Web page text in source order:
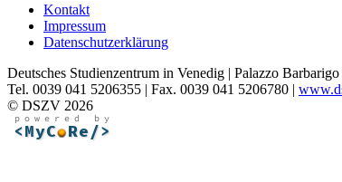
Kontakt
Impressum
Datenschutzerklärung
Deutsches Studienzentrum in Venedig | Palazzo
Tel. 0039 041 5206355 | Fax. 0039 041 5206780 |
© DSZV 2026